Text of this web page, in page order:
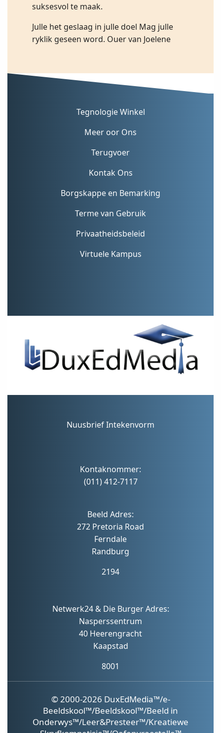
suksesvol te maak.
Julle het geslaag in julle doel Mag julle
ryklik geseen word. Ouer van Joelene
Tegnologie Winkel
Meer oor Ons
Terugvoer
Kontak Ons
Borgskappe en Bemarking
Terme van Gebruik
Privaatheidsbeleid
Virtuele Kampus
Nuusbrief Intekenvorm
Kontaknommer:
(011) 412-7117
Beeld Adres:
272 Pretoria Road
Ferndale
Randburg
2194
Netwerk24 & Die Burger Adres:
Nasperssentrum
40 Heerengracht
Kaapstad
8001
© 2000-2026 DuxEdMedia™/e-
Beeldskool™/Beeldskool™/Beeld in
Onderwys™/Leer&Presteer™/Kreatiewe